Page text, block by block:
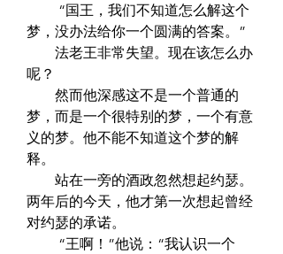
“国王，我们不知道怎么解这个
梦，没办法给你一个圆满的答案。”
法老王非常失望。现在该怎么办
呢？
然而他深感这不是一个普通的
梦，而是一个很特别的梦，一个有意
义的梦。他不能不知道这个梦的解
释。
站在一旁的酒政忽然想起约瑟。
两年后的今天，他才第一次想起曾经
对约瑟的承诺。
“王啊！”他说：“我认识一个